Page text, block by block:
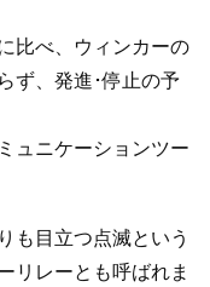
比べ、ウィンカーの
ず、発進･停止の予
ュニケーションツー
も目立つ点滅という
リレーとも呼ばれま